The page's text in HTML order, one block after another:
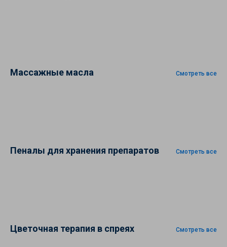
Массажные масла Смотреть все
Пеналы для хранения препаратов Смотреть все
Цветочная терапия в спреях Смотреть все